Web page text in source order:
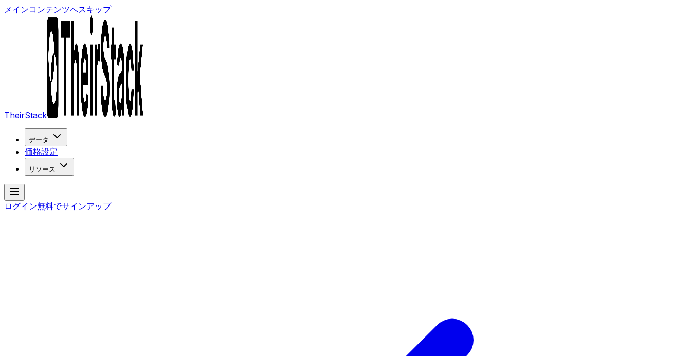
メインコンテンツへスキップ
TheirStack
データ
価格設定
リソース
ログイン無料でサインアップ